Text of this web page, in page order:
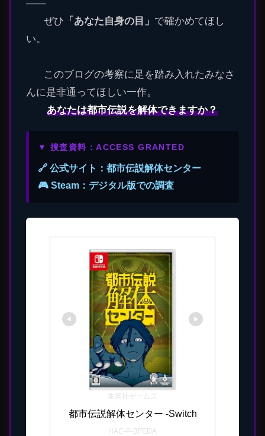
――
ぜひ 「あなた自身の目」 で確かめてほし
い。
このブログの考察に足を踏み入れたみなさ
んに是非通ってほしい一作。
あなたは都市伝説を解体できますか？
▼ 捜査資料：ACCESS GRANTED
🔗 公式サイト：都市伝説解体センター
🎮 Steam：デジタル版での調査
集英社ゲームズ
都市伝説解体センター -Switch
HAC-P-BFEDA